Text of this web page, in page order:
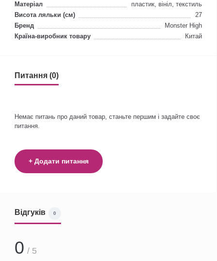
Матеріал
пластик, вініл, текстиль
Висота ляльки (см)
27
Бренд
Monster High
Країна-виробник товару
Китай
Питання (0)
Немає питань про даний товар, станьте першим і задайте своє
питання.
+ Додати питання
Відгуків 0
0 / 5